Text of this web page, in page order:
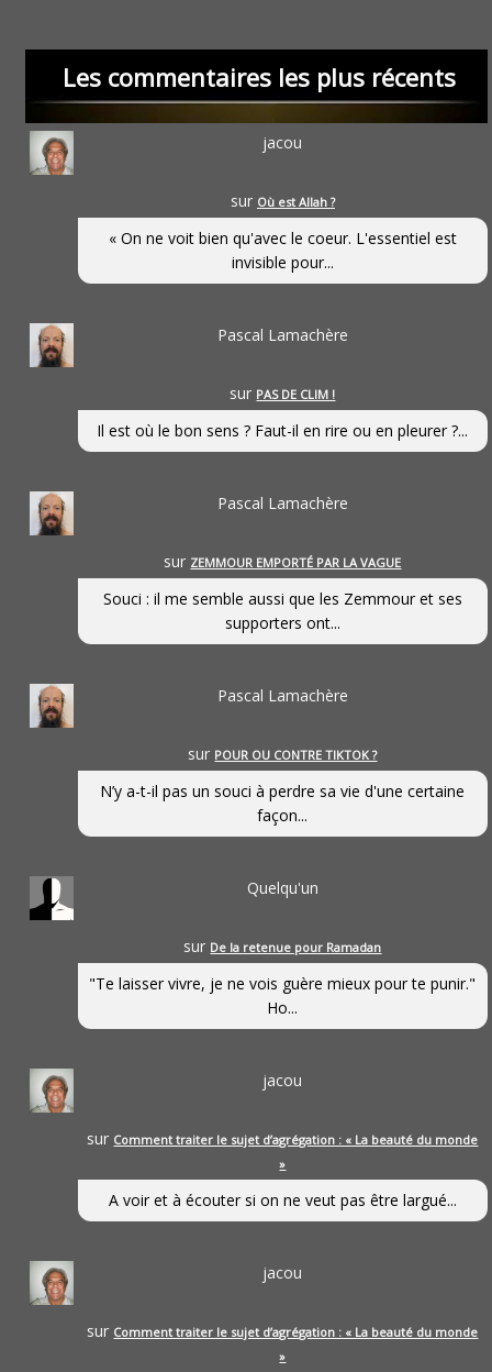
Les commentaires les plus récents
jacou
sur Où est Allah ?
« On ne voit bien qu'avec le coeur. L'essentiel est
invisible pour...
Pascal Lamachère
sur PAS DE CLIM !
Il est où le bon sens ? Faut-il en rire ou en pleurer ?...
Pascal Lamachère
sur ZEMMOUR EMPORTÉ PAR LA VAGUE
Souci : il me semble aussi que les Zemmour et ses
supporters ont...
Pascal Lamachère
sur POUR OU CONTRE TIKTOK ?
N’y a-t-il pas un souci à perdre sa vie d'une certaine
façon...
Quelqu'un
sur De la retenue pour Ramadan
"Te laisser vivre, je ne vois guère mieux pour te punir."
Ho...
jacou
sur Comment traiter le sujet d’agrégation : « La beauté du monde
»
A voir et à écouter si on ne veut pas être largué...
jacou
sur Comment traiter le sujet d’agrégation : « La beauté du monde
»